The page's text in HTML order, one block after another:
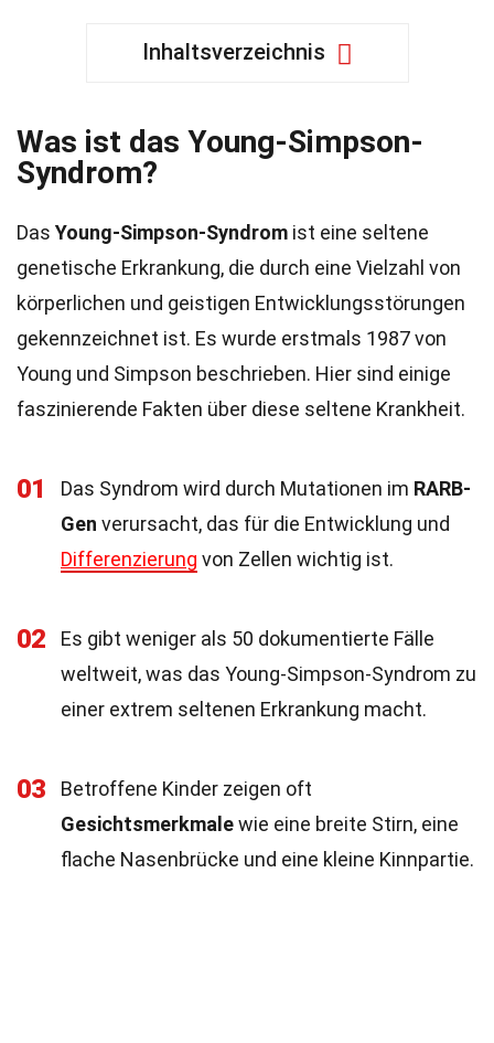
Inhaltsverzeichnis
Was ist das Young-Simpson-
Syndrom?
Das Young-Simpson-Syndrom ist eine seltene
genetische Erkrankung, die durch eine Vielzahl von
körperlichen und geistigen Entwicklungsstörungen
gekennzeichnet ist. Es wurde erstmals 1987 von
Young und Simpson beschrieben. Hier sind einige
faszinierende Fakten über diese seltene Krankheit.
01 Das Syndrom wird durch Mutationen im RARB-
Gen verursacht, das für die Entwicklung und
Differenzierung von Zellen wichtig ist.
02
Es gibt weniger als 50 dokumentierte Fälle
weltweit, was das Young-Simpson-Syndrom zu
einer extrem seltenen Erkrankung macht.
03
Betroffene Kinder zeigen oft
Gesichtsmerkmalewie eine breite Stirn, eine
flache Nasenbrücke und eine kleine Kinnpartie.